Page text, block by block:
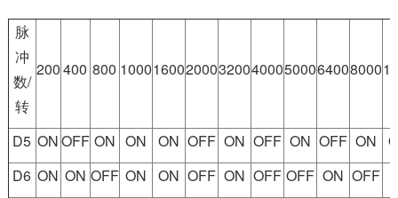
脉
冲
数/
转
200400 800 10001600200032004000500064008000
D5 ONOFF ON ON ON OFF ON OFF ON OFF ON
D6 ON ON OFF ON ON OFF ON OFF OFF ON OFF